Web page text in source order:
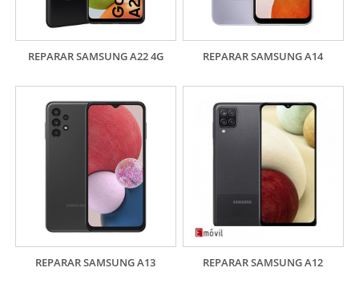
REPARAR SAMSUNG A22 4G REPARAR SAMSUNG A14
REPARAR SAMSUNG A13 REPARAR SAMSUNG A12